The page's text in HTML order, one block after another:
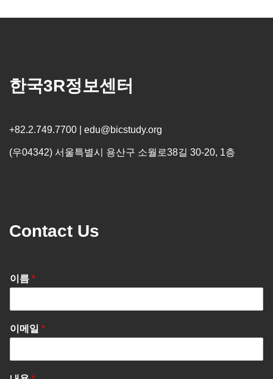
한국3R정보센터
+82.2.749.7700 | edu@bicstudy.org
(우04342) 서울특별시 용산구 소월로38길 30-20, 1층
Contact Us
이름 *
이메일 *